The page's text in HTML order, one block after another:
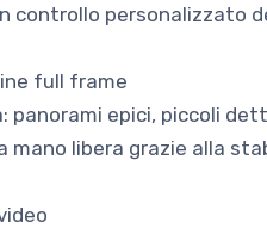
controllo personalizzato
full frame
panorami epici, piccoli
mano libera grazie alla